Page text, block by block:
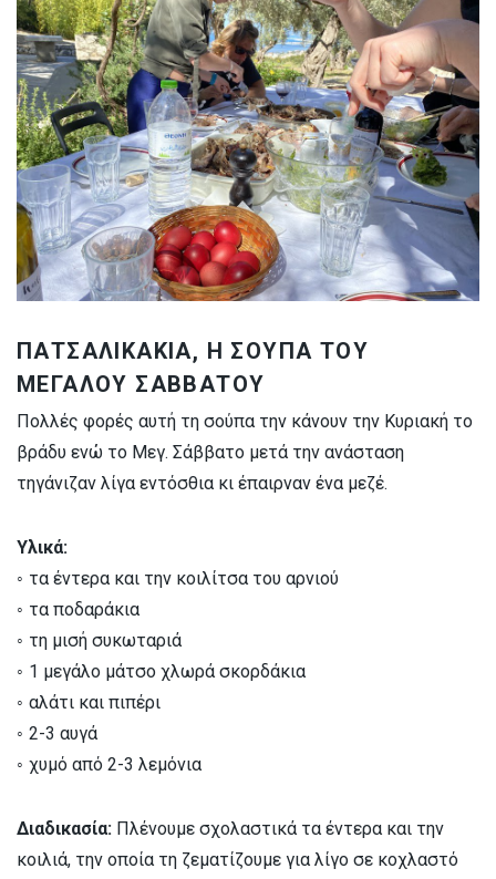
ΠΑΤΣΑΛΙΚΑΚΙΑ, Η ΣΟΥΠΑ ΤΟΥ
ΜΕΓΑΛΟΥ ΣΑΒΒΑΤΟΥ
Πολλές φορές αυτή τη σούπα την κάνουν την Κυριακή το
βράδυ ενώ το Μεγ. Σάββατο μετά την ανάσταση
τηγάνιζαν λίγα εντόσθια κι έπαιρναν ένα μεζέ.
Υλικά:
◦ τα έντερα και την κοιλίτσα του αρνιού
◦ τα ποδαράκια
◦ τη μισή συκωταριά
◦ 1 μεγάλο μάτσο χλωρά σκορδάκια
◦ αλάτι και πιπέρι
◦ 2-3 αυγά
◦ χυμό από 2-3 λεμόνια
Διαδικασία: Πλένουμε σχολαστικά τα έντερα και την
κοιλιά, την οποία τη ζεματίζουμε για λίγο σε κοχλαστό